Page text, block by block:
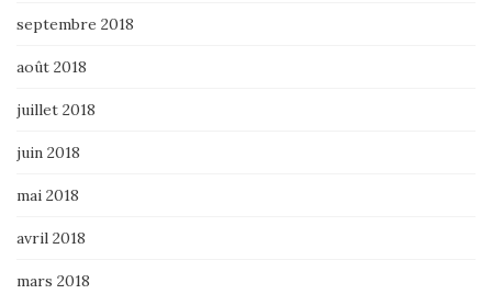
septembre 2018
août 2018
juillet 2018
juin 2018
mai 2018
avril 2018
mars 2018